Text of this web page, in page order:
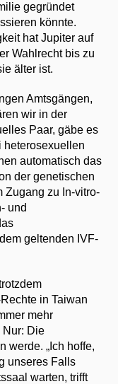
gegründet
könnte.
hat Jupiter auf
Wahlrecht bis zu
älter ist.
Amtsgängen,
wir in der
Paar, gäbe es
heterosexuellen
automatisch das
der genetischen
Zugang zu In-vitro-
und
geltenden IVF-
in Taiwan
mehr
Nur: Die
werde. „Ich hoffe,
unseres Falls
warten, trifft